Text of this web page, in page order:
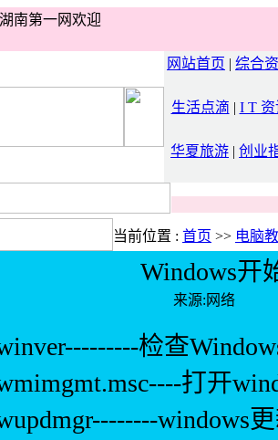
第一网欢迎
网站首页 | 综合
生活点滴 | I T 资
华夏旅游 | 创业
当前位置 : 首页 >> 电脑
Windows
来源:网
检查
打开
windows